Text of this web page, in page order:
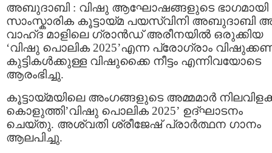
അബുദാബി : വിഷു ആഘോഷങ്ങളുടെ ഭാഗമായി
സാംസ്കാരിക കൂട്ടായ്മ പയസ്വിനി അബുദാബി
വാഹ്ദ മാളിലെ ഗ്രാൻഡ് അരീനയിൽ ഒരുക്കിയ
‘വിഷു പൊലിക 2025’എന്ന പ്രോഗ്രാം
കുട്ടികൾക്കുള്ള വിഷുക്കൈ നീട്ടം എന്നിവയോടെ
ആരംഭിച്ചു.
കൂട്ടായ്മയിലെ അംഗങ്ങളുടെ അമ്മമാർ
കൊളുത്തി’വിഷു പൊലിക 2025’ ഉദ്ഘാടനം
ചെയ്തു. അശ്വതി ശ്രീജേഷ് പ്രാർത്ഥന ഗാനം
ആലപിച്ചു.